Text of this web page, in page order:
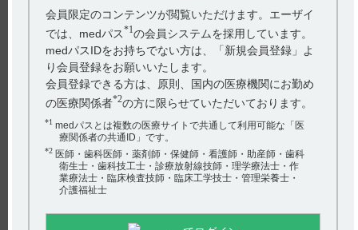
戻る
関連するQ&A
【タスフィゴ】 下痢の副作用について教えてください
【タスフィゴ】 禁忌とその設定理由について教えてくだ
さい。
会員限定のコンテンツが閲覧いただけます。エーザイ
では、medパス*1の会員システムを採用しています。
medパスIDをお持ちでない方は、「新規会員登録」よ
り会員登録をお願いいたします。
会員登録できる方は、原則、国内の医療機関にお勤め
の医療関係者*2の方に限らせていただいております。
*1 medパスとは複数の医療サイトで共通して利用可能な「医
療関係者の共通ID」です。
*2 医師・歯科医師・薬剤師・保健師・看護師・助産師・歯科
衛生士・歯科技工士・診療放射線技師・理学療法士・作
業療法士・臨床検査技師・臨床工学技士・管理栄養士・
介護福祉士